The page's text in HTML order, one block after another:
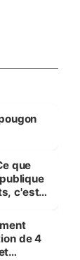
que
c'est
de 4